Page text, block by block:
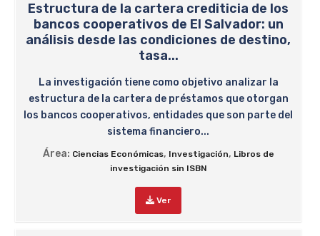
Estructura de la cartera crediticia de los
bancos cooperativos de El Salvador: un
análisis desde las condiciones de destino,
tasa...
La investigación tiene como objetivo analizar la
estructura de la cartera de préstamos que otorgan
los bancos cooperativos, entidades que son parte del
sistema financiero...
Área: Ciencias Económicas, Investigación, Libros de
investigación sin ISBN
Ver